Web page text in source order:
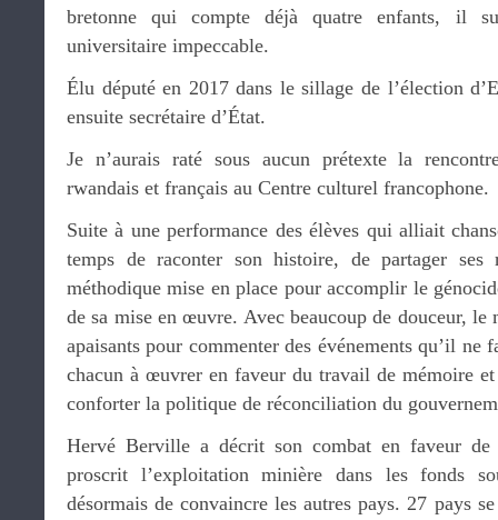
bretonne qui compte déjà quatre enfants, il
universitaire impeccable.
Élu député en 2017 dans le sillage de l’élection
ensuite secrétaire d’État.
Je n’aurais raté sous aucun prétexte la
rwandais et français au Centre culturel francophone.
Suite à une performance des élèves qui alliait
temps de raconter son histoire, de partager ses
méthodique mise en place pour accomplir le
de sa mise en œuvre. Avec beaucoup de douceur,
apaisants pour commenter des événements qu’il
chacun à œuvrer en faveur du travail de mémoire
conforter la politique de réconciliation du
Hervé Berville a décrit son combat en faveur de
proscrit l’exploitation minière dans les fonds
désormais de convaincre les autres pays. 27 pays